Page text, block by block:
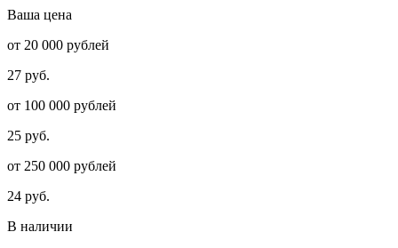
Ваша цена
от 20 000 рублей
27 руб.
от 100 000 рублей
25 руб.
от 250 000 рублей
24 руб.
В наличии